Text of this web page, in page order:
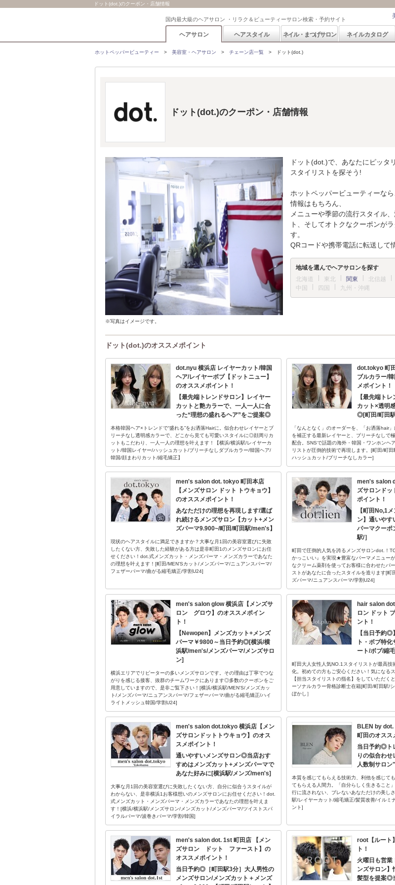
ドット(dot.)のクーポン・店舗情報
国内最大級のヘアサロン ・リラク＆ビューティーサロン検索・予約サイト
ヘアサロン ヘアスタイル ネイル・まつげサロン ネイルカタログ
ホットペッパービューティー 美容室・ヘアサロン チェーン店一覧 ドット(dot.)
ドット(dot.)のクーポン・店舗情報
※写真はイメージです。
ドット(dot.)で、あなたにピッタ
スタイリストを探そう!
ホットペッパービューティーな
情報はもちろん、
メニューや季節の流行スタイル
ト、そしてオトクなクーポンが
す。
QRコードや携帯電話に転送して
地域を選んでヘアサロンを探す
北海道
東北 関東 北信越
中国
四国 九州・沖縄
ドット(dot.)のオススメポイント
dot.nyu 横浜店 レイヤーカット/韓国
ヘア/レイヤーボブ【ドットニュー】
のオススメポイント！
【最先端トレンドサロン】レイヤー
カットと艶カラーで、一人一人に合
った“理想の盛れるヘア”をご提案◎
本格韓国ヘア×トレンドで“盛れる”をお洒落Hairに。似合わせレイヤーとブ
リーチなし透明感カラーで、どこから見ても可愛いスタイルに◎顔周りカ
ットもこだわり、一人一人の理想を叶えます！【横浜/横浜駅/レイヤーカ
ット/韓国レイヤー/ハッシュカット/ブリーチなしダブルカラー/韓国ヘア/
韓国/顔まわりカット/縮毛矯正】
dot.tokyo 町
ブルカラー/
メポイント！
【最先端ト
カット×透明
◎[町田/町田
「なんとなく」のオーダーを、「お洒落hair
を補正する最新レイヤーと、ブリーチなしで
配合。SNSで話題の海外・韓国・ワンホンヘ
リストが圧倒的技術で再現します。[町田/町
ハッシュカット/ブリーチなしカラー]
men's salon dot. tokyo 町田本店
【メンズサロン ドット トウキョウ】
のオススメポイント！
あなただけの理想を再現します/選ば
れ続けるメンズサロン【カット+メン
ズパーマ9.900~/町田/町田駅/men's】
現状のヘアスタイルに満足できますか？大事な月1回の美容室選びに失敗
したくない方、失敗した経験がある方は是非町田1のメンズサロンにお任
せください！dot.式メンズカット・メンズパーマ・メンズカラーであなた
の理想を叶えます！[町田/MEN'Sカット/メンズパーマ/ニュアンスパーマ/
フェザーパーマ/曲がる縮毛矯正/学割U24]
men's salon
ズサロンドッ
ポイント！
【町田No,1
ン】通いやす
パーマクーポ
駅/］
町田で圧倒的人気を誇るメンズサロンdot.！
かっこいい』を実現★豊富なパーマメニュー
なクリーム薬剤を使ってお客様に合わせたパ
ストがあなたに合ったスタイルを造ります[町
ズパーマ/ニュアンスパーマ/学割U24]
men's salon glow 横浜店【メンズサ
ロン グロウ】のオススメポイン
ト！
【Newopen】メンズカット+メンズ
パーマ￥9800～当日予約◎[横浜/横
浜駅/men's/メンズパーマ/メンズサロ
ン]
横浜エリアでリピーターの多いメンズサロンです。その理由は丁寧でつな
がりを感じる接客、抜群のチームワークにあります◎多数のクーポンをご
用意していますので、是非ご覧下さい！[横浜/横浜駅/MEN'S/メンズカッ
ト/メンズパーマ/ニュアンスパーマ/フェザーパーマ/曲がる縮毛矯正/ハイ
ライトメッシュ韓国/学割U24]
hair salon
ロン ドット
ント！
【当日予約◎
ト・ボブ特
ート/ボブ/縮
町田大人女性人気NO.1スタイリストが最高技
化。初めての方もご安心ください！気になる
【担当スタイリストの指名】をしていただく
ーソナルカラー骨格診断士在籍[町田/町田駅/
ぼかし］
men's salon dot.tokyo 横浜店【メン
ズサロンドットトウキョウ】のオス
スメポイント！
通いやすいメンズサロン◎当店おす
すめはメンズカット+メンズパーマで
あなた好みに[横浜駅/メンズ/men's]
大事な月1回の美容室選びに失敗したくない方、自分に似合うスタイルが
わからない、是非横浜1お客様想いのメンズサロンにお任せください！dot.
式メンズカット・メンズパーマ・メンズカラーであなたの理想を叶えま
す！[横浜/横浜駅/メンズサロン/メンズカット/メンズパーマ/ツイストスパ
イラルパーマ/波巻きパーマ/学割/韓国]
BLEN by dot.
町田のオスス
当日予約◎ト
りの似合わせ
人数制サロ
本質を感じてもらえる技術力、利他を感じて
てもらえる人間力。「自分らしく生きること
行に流されない、ブレないあなただけの美し
駅/レイヤーカット/縮毛矯正/髪質改善/イルミ
ント]
men's salon dot. 1st 町田店 【メン
ズサロン ドット ファースト】の
オススメポイント！
当日予約◎［町田駅3分］大人男性の
メンズサロン/メンズカット＋メンズ
root【ルート
ト！
火曜日も営業
ンズサロン】
髪型を提案◎